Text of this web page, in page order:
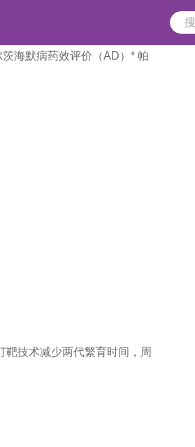
海默病药效评价（AD） * 帕
客户定制或合作开发所需基
技术减少两代繁育时间，周